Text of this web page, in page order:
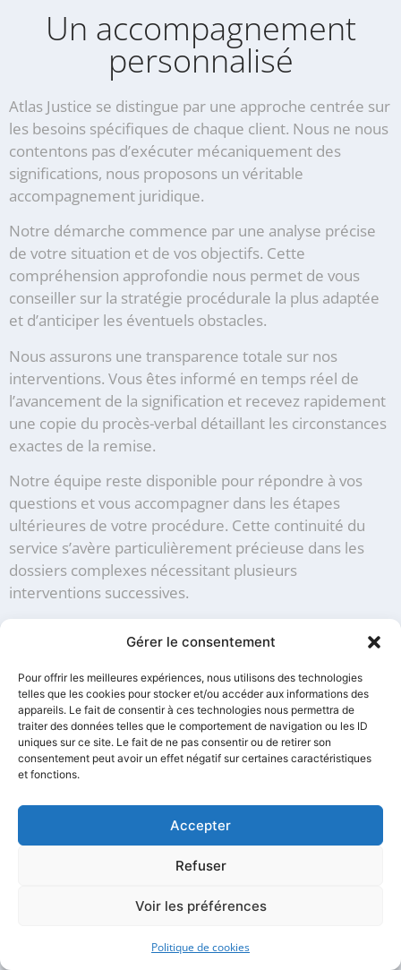
Gérer le consentement
Pour offrir les meilleures expériences, nous utilisons des technologies
telles que les cookies pour stocker et/ou accéder aux informations des
appareils. Le fait de consentir à ces technologies nous permettra de
traiter des données telles que le comportement de navigation ou les ID
uniques sur ce site. Le fait de ne pas consentir ou de retirer son
consentement peut avoir un effet négatif sur certaines caractéristiques
et fonctions.
Accepter
Refuser
Voir les préférences
Politique de cookies
Un accompagnement
personnalisé
Atlas Justice se distingue par une approche centrée sur
les besoins spécifiques de chaque client. Nous ne nous
contentons pas d’exécuter mécaniquement des
significations, nous proposons un véritable
accompagnement juridique.
Notre démarche commence par une analyse précise
de votre situation et de vos objectifs. Cette
compréhension approfondie nous permet de vous
conseiller sur la stratégie procédurale la plus adaptée
et d’anticiper les éventuels obstacles.
Nous assurons une transparence totale sur nos
interventions. Vous êtes informé en temps réel de
l’avancement de la signification et recevez rapidement
une copie du procès-verbal détaillant les circonstances
exactes de la remise.
Notre équipe reste disponible pour répondre à vos
questions et vous accompagner dans les étapes
ultérieures de votre procédure. Cette continuité du
service s’avère particulièrement précieuse dans les
dossiers complexes nécessitant plusieurs
interventions successives.
complémentaires comme lerecouvrement
judiciairede créances ou l’exécution de décisions
justice, vous permettant ainsi de bénéficier d’un
accompagnement global de votre dossier.
1er arrondissement (75001)
2e arrondissement (75002)
3e arrondissement (75003)